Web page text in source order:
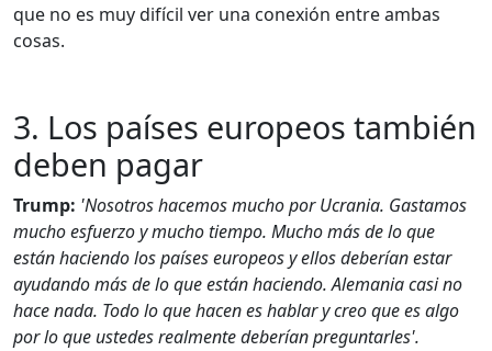
que no es muy difícil ver una conexión entre ambas
cosas.
3. Los países europeos también
deben pagar
Trump: 'Nosotros hacemos mucho por Ucrania. Gastamos
mucho esfuerzo y mucho tiempo. Mucho más de lo que
están haciendo los países europeos y ellos deberían estar
ayudando más de lo que están haciendo. Alemania casi no
hace nada. Todo lo que hacen es hablar y creo que es algo
por lo que ustedes realmente deberían preguntarles'.